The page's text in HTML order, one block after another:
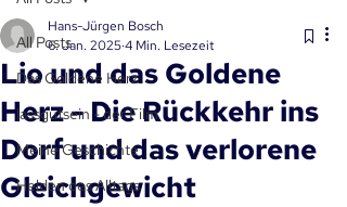
All Posts
Das Goldene Herz
lassgutsein - der Film
Meine Geschichte
Helden des Alltags
Lio und das Goldene
Herz - Die Rückkehr ins
Dorf und das verlorene
Gleichgewicht
Hans-Jürgen Bosch
6. Jan. 20254 Min. Lesezeit